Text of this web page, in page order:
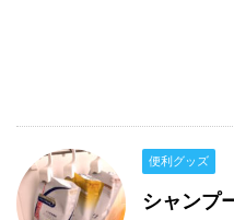
便利グッズ
シャンプ